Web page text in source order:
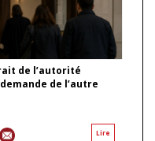
de l’autorité
de l’autre
Lire